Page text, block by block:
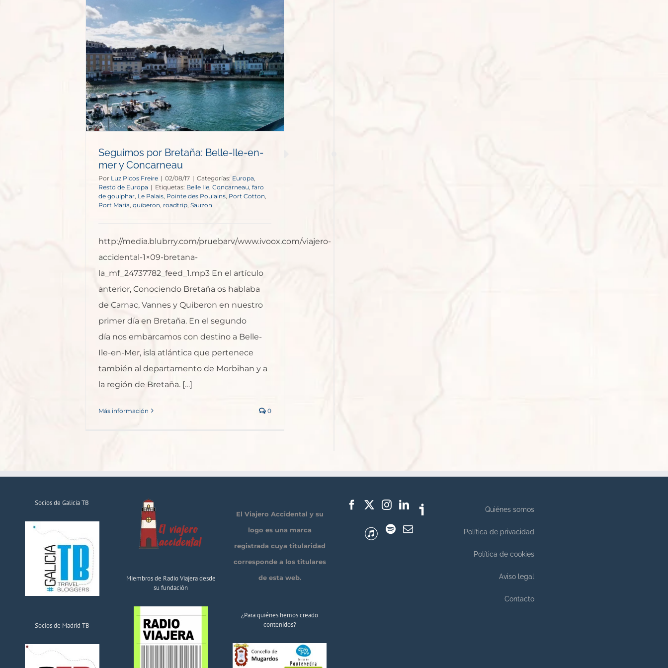
Seguimos por Bretaña: Belle-Ile-en-
mer y Concarneau
Por Luz Picos Freire | 02/08/17 | Categorías: Europa
Resto de Europa | Etiquetas: Belle Ile Concarneau, faro
de goulphar Le Palais, Pointe des Poulains Port Cotton
Port Maria, quiberon roadtrip Sauzon
http://media.blubrry.com/pruebarv/www.ivoox.com/viajero-
accidental-1×09-bretana-
la_mf_24737782_feed_1.mp3 En el artículo
anterior, Conociendo Bretaña os hablaba
de Carnac, Vannes y Quiberon en nuestro
primer día en Bretaña. En el segundo
día nos embarcamos con destino a Belle-
Ile-en-Mer, isla atlántica que pertenece
también al departamento de Morbihan y a
la región de Bretaña. […]
Más información 0
Socios de Galicia TB
Socios de Madrid TB
Miembros de Radio Viajera desde
su fundación
El Viajero Accidental y su
logo es una marca
registrada cuya titularidad
corresponde a los titulares
de esta web.
¿Para quiénes hemos creado
contenidos?
Quiénes somos
Política de privacidad
Política de cookies
Aviso legal
Contacto